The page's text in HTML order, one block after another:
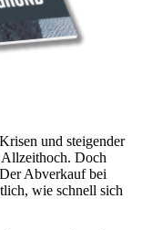
und steigender
Doch
Abverkauf bei
wie schnell sich